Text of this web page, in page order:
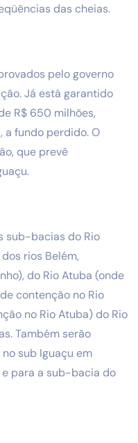
das cheias.
pelo governo
Já está garantido
R$ 650 milhões,
a fundo perdido. O
que prevê
sub-bacias do Rio
rios Belém,
do Rio Atuba (onde
contenção no Rio
no Rio Atuba) do Rio
Também serão
sub Iguaçu em
para a sub-bacia do